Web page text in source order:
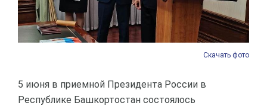
Скачать фото
5 июня в приемной Президента России в
Республике Башкортостан состоялось